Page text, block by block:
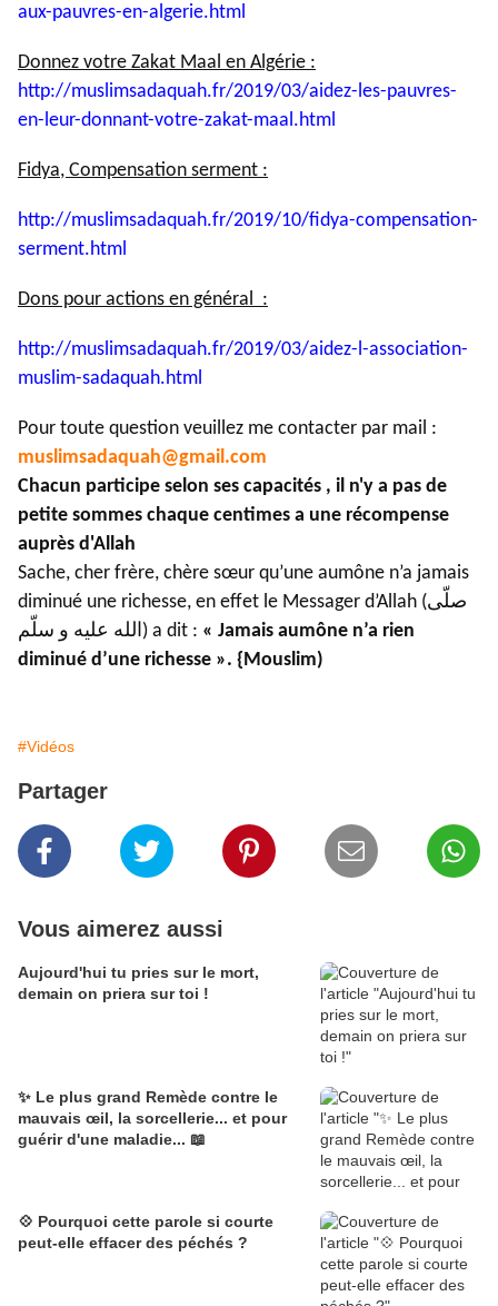
aux-pauvres-en-algerie.html
Donnez votre Zakat Maal en Algérie :
http://muslimsadaquah.fr/2019/03/aidez-les-pauvres-
en-leur-donnant-votre-zakat-maal.html
Fidya, Compensation serment :
http://muslimsadaquah.fr/2019/10/fidya-compensation-
serment.html
Dons pour actions en général :
http://muslimsadaquah.fr/2019/03/aidez-l-association-
muslim-sadaquah.html
Pour toute question veuillez me contacter par mail :
muslimsadaquah@gmail.com
Chacun participe selon ses capacités , il n'y a pas de
petite sommes chaque centimes a une récompense
auprès d'Allah
Sache, cher frère, chère sœur qu’une aumône n’a jamais
diminué une richesse, en effet le Messager d’Allah (صلّى
الله عليه و سلّم) a dit : « Jamais aumône n’a rien
diminué d’une richesse ». {Mouslim)
#Vidéos
Partager
Vous aimerez aussi
Aujourd'hui tu pries sur le mort,
demain on priera sur toi !
✨ Le plus grand Remède contre le
mauvais œil, la sorcellerie... et pour
guérir d'une maladie... 📖
💠 Pourquoi cette parole si courte
peut-elle effacer des péchés ?